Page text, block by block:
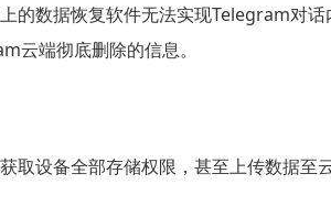
的数据恢复软件无法实现Telegram对
云端彻底删除的信息。
取设备全部存储权限，甚至上传数据